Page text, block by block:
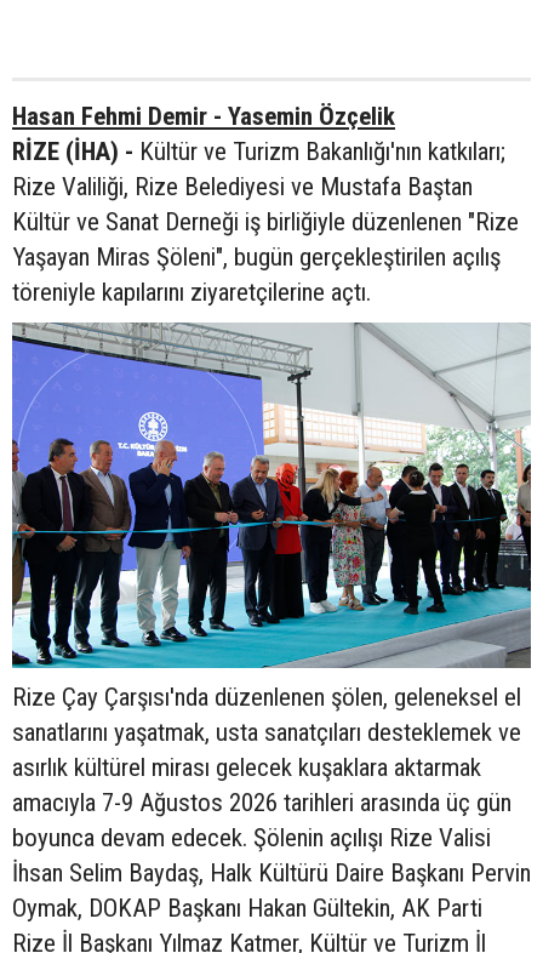
Hasan Fehmi Demir - Yasemin Özçelik
RİZE (İHA) - Kültür ve Turizm Bakanlığı'nın katkıları;
Rize Valiliği, Rize Belediyesi ve Mustafa Baştan
Kültür ve Sanat Derneği iş birliğiyle düzenlenen "Rize
Yaşayan Miras Şöleni", bugün gerçekleştirilen açılış
töreniyle kapılarını ziyaretçilerine açtı.
Rize Çay Çarşısı'nda düzenlenen şölen, geleneksel el
sanatlarını yaşatmak, usta sanatçıları desteklemek ve
asırlık kültürel mirası gelecek kuşaklara aktarmak
amacıyla 7-9 Ağustos 2026 tarihleri arasında üç gün
boyunca devam edecek. Şölenin açılışı Rize Valisi
İhsan Selim Baydaş, Halk Kültürü Daire Başkanı Pervin
Oymak, DOKAP Başkanı Hakan Gültekin, AK Parti
Rize İl Başkanı Yılmaz Katmer, Kültür ve Turizm İl